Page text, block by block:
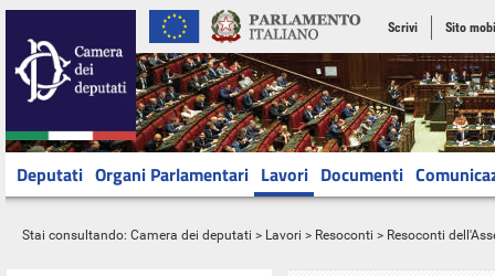
Scrivi Sito
Deputati Organi Parlamentari Lavori Documenti
Stai consultando: Camera dei deputati > Lavori > Resoconti > Resoconti